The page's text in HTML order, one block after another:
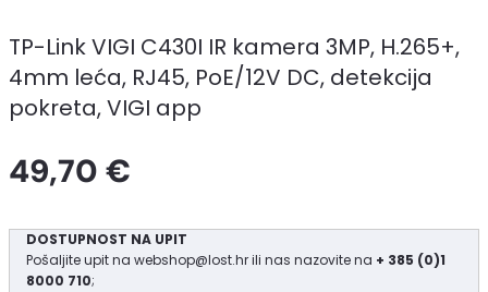
TP-Link VIGI C430I IR kamera 3MP, H.265+,
4mm leća, RJ45, PoE/12V DC, detekcija
pokreta, VIGI app
49,70 €
DOSTUPNOST NA UPIT
Pošaljite upit na webshop@lost.hrili nas nazovite na + 385 (0)1
8000 710;